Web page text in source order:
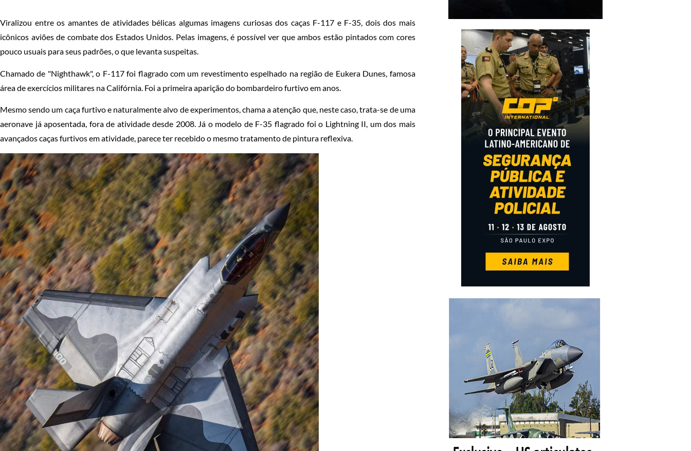
Viralizou entre os amantes de atividades bélicas algumas imagens curiosas dos caças F-117 e F-35, dois dos mais
icônicos aviões de combate dos Estados Unidos. Pelas imagens, é possível ver que ambos estão pintados com cores
pouco usuais para seus padrões, o que levanta suspeitas.
Chamado de "Nighthawk", o F-117 foi flagrado com um revestimento espelhado na região de Eukera Dunes, famosa
área de exercícios militares na Califórnia. Foi a primeira aparição do bombardeiro furtivo em anos.
Mesmo sendo um caça furtivo e naturalmente alvo de experimentos, chama a atenção que, neste caso, trata-se de uma
aeronave já aposentada, fora de atividade desde 2008. Já o modelo de F-35 flagrado foi o Lightning II, um dos mais
avançados caças furtivos em atividade, parece ter recebido o mesmo tratamento de pintura reflexiva.